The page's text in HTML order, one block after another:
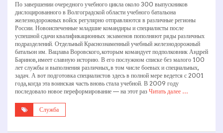
По завершении очередного учебного цикла около 300 выпускников
дислоцированного в Волгоградской области учебного батальона
железнодорожных войск регулярно отправляются в различные регионы
России. Новоиспеченные младшие командиры и специалисты после
успешной сдачи квалификационных экзаменов пополняют ряды различных
подразделений. Отдельный Краснознаменный учебный железнодорожный
батальон им. Вацлава Воровского, которым командует подполковник Андрей
Баринов, имеет славную историю. В его послужном списке без малого 100
лет службы и выполнения различных, в том числе боевых и специальных,
задач. А вот подготовка специалистов здесь в полной мере ведется с 2001
года, когда эта воинская часть вновь стала учебной. В 2009 году
последовало новое переформирование — на этот раз Читать далее …
Служба